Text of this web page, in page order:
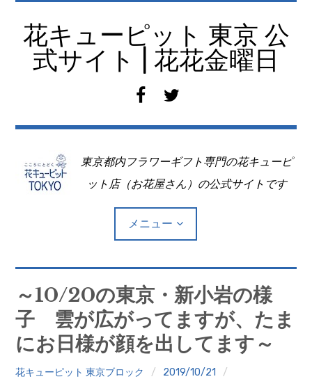
花キューピット 東京 公
式サイト | 花花金曜日
f
c
b
o
k
i
t
e
東京都内フラワーギフト専門の花キューピ
ット店（お花屋さん）の公式サイトです
メニュー
Top
クイズ
プランター寄贈
～10/20の東京・新小岩の様
子 雲が広がってますが、たま
にお日様が顔を出してます～
花キューピット 東京ブロック
2019/10/21